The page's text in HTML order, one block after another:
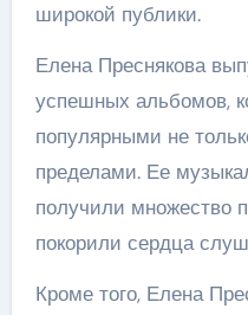
широкой публики.
Елена Преснякова
успешных альбомов,
популярными не
пределами. Ее
получили множество
покорили сердца
Кроме того, Елена